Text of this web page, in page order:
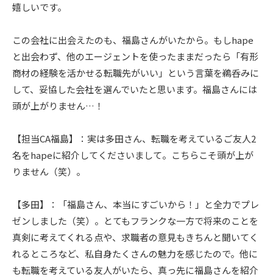
嬉しいです。
この会社に出会えたのも、福島さんがいたから。もしhape
と出会わず、他のエージェントを使ったままだったら「有形
商材の経験を活かせる転職先がいい」という言葉を鵜呑みに
して、妥協した会社を選んでいたと思います。福島さんには
頭が上がりません…！
【担当CA福島】：実は多田さん、転職を考えているご友人2
名をhapeに紹介してくださいまして。こちらこそ頭が上が
りません（笑）。
【多田】：「福島さん、本当にすごいから！」と全力でプレ
ゼンしました（笑）。とてもフランクな一方で将来のことを
真剣に考えてくれる点や、求職者の意見もきちんと聞いてく
れるところなど、私自身たくさんの魅力を感じたので。他に
も転職を考えている友人がいたら、真っ先に福島さんを紹介